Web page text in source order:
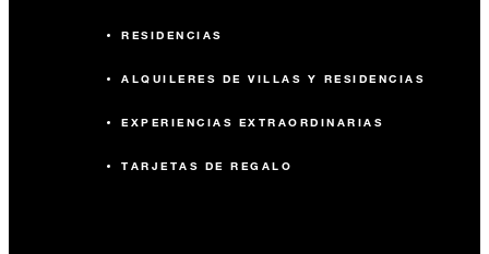
RESIDENCIAS
ALQUILERES DE VILLAS Y RESIDENCIAS
EXPERIENCIAS EXTRAORDINARIAS
TARJETAS DE REGALO